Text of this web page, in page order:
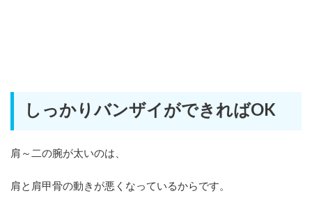
しっかりバンザイができればOK
肩～二の腕が太いのは、
肩と肩甲骨の動きが悪くなっているからです。